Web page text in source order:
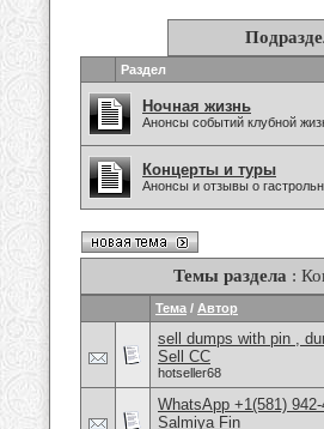
Раздел
Ночная жизнь
Анонсы событий клубной
Концерты и туры
Анонсы и отзывы о
Темы раздела :
Тема / Автор
sell dumps with pin ,
Sell CC
hotseller68
WhatsApp +1(581)
Salmiya Fin